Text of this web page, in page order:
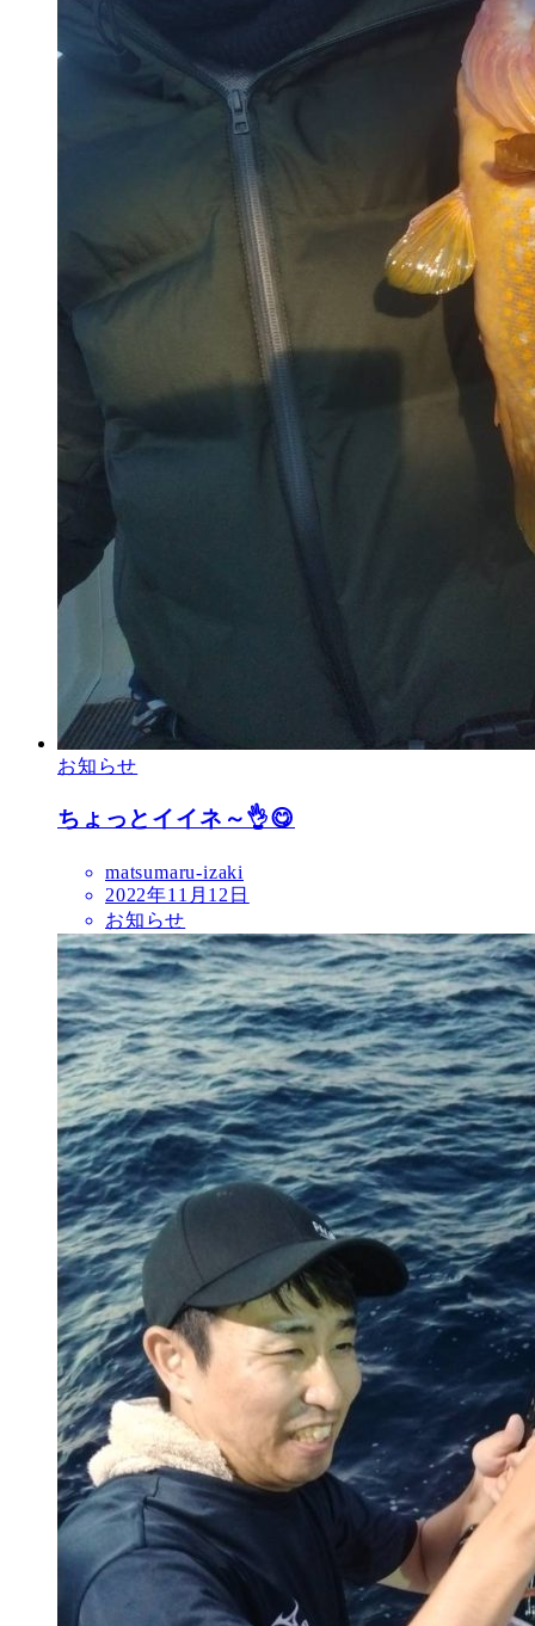
お知らせ
ちょっとイイネ～👌😋
matsumaru-izaki
2022年11月12日
お知らせ